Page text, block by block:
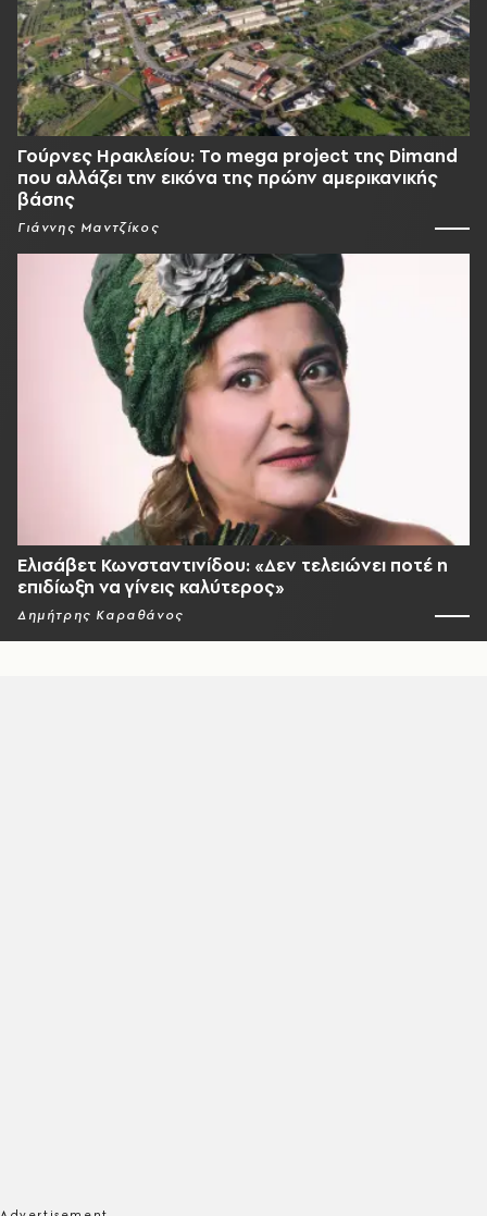
Γούρνες Ηρακλείου: To mega project της Dimand
που αλλάζει την εικόνα της πρώην αμερικανικής
βάσης
Γιάννης Μαντζίκος
Ελισάβετ Κωνσταντινίδου: «Δεν τελειώνει ποτέ η
επιδίωξη να γίνεις καλύτερος»
Δημήτρης Καραθάνος